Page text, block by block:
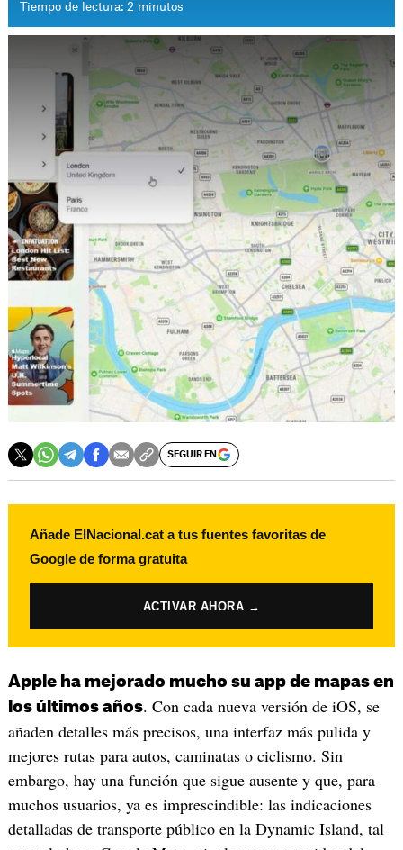
Tiempo de lectura: 2 minutos
SEGUIR EN
Añade ElNacional.cat a tus fuentes favoritas de
Google de forma gratuita
ACTIVAR AHORA →
Apple ha mejorado mucho su app de mapas en
los últimos años. Con cada nueva versión de iOS, se
añaden detalles más precisos, una interfaz más pulida y
mejores rutas para autos, caminatas o ciclismo. Sin
embargo, hay una función que sigue ausente y que, para
muchos usuarios, ya es imprescindible: las indicaciones
detalladas de transporte público en la Dynamic Island, tal